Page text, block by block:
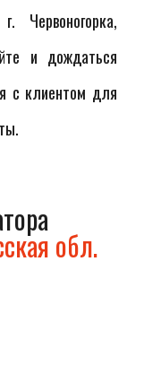
Червоногорка,
и дождаться
с клиентом для
обл.